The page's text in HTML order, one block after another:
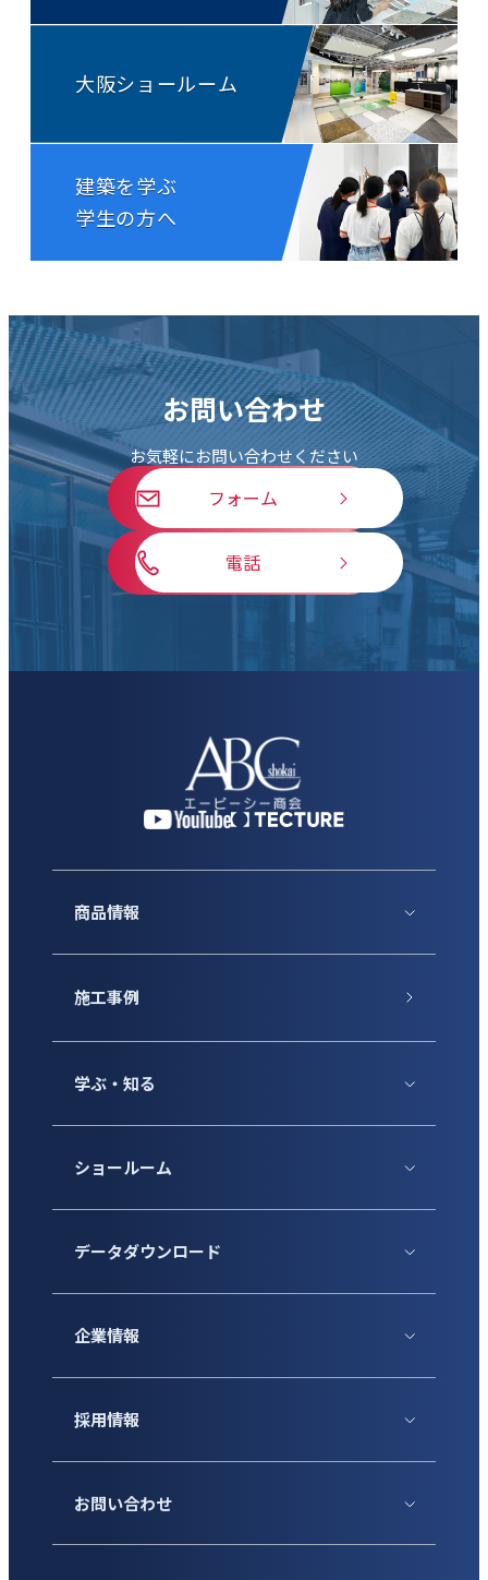
大阪ショールーム
建築を学ぶ
学生の方へ
お問い合わせ
お気軽にお問い合わせください
フォーム
電話
商品情報
施工事例
学ぶ・知る
ショールーム
データダウンロード
企業情報
採用情報
お問い合わせ